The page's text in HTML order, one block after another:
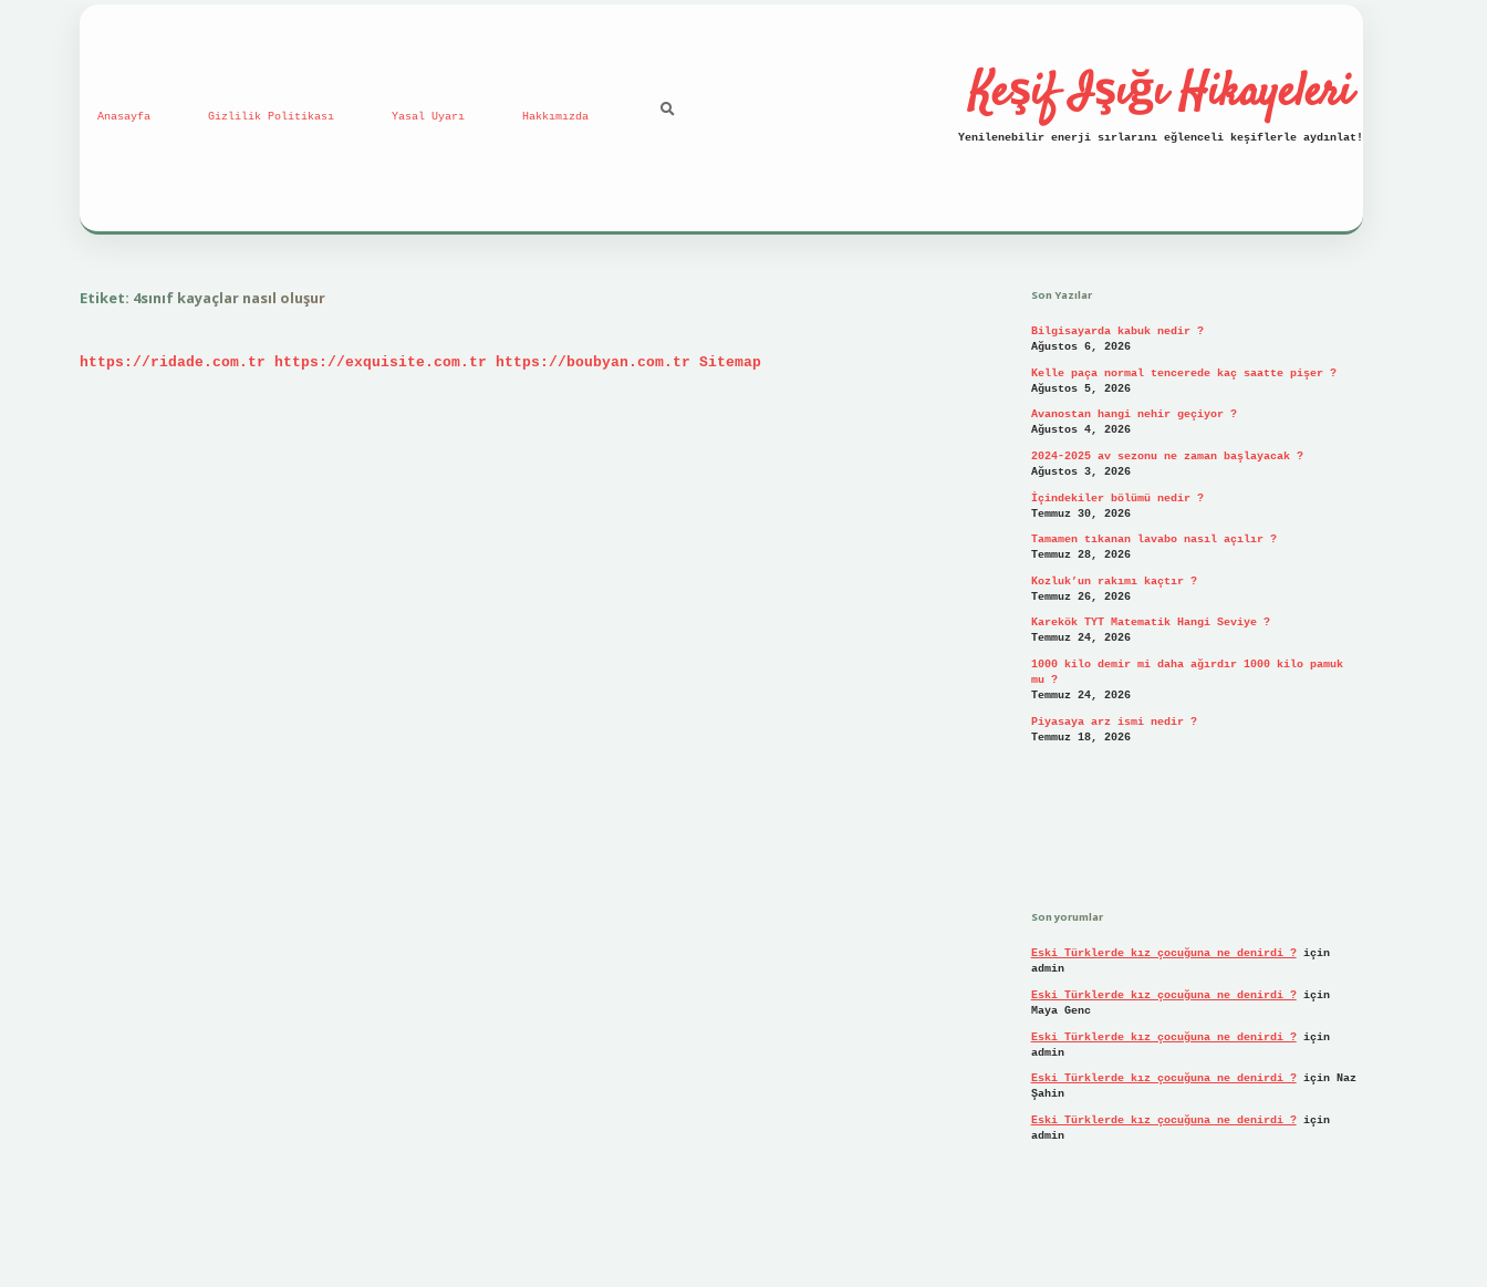
Anasayfa Gizlilik Politikası Yasal Uyarı Hakkımızda Keşif Işığı Hikayeleri
Yenilenebilir enerji sırlarını eğlenceli keşiflerle aydınlat!
Etiket: 4sınıf kayaçlar nasıl oluşur
https://ridade.com.tr https://exquisite.com.tr https://boubyan.com.tr Sitemap
Son Yazılar
Bilgisayarda kabuk nedir ?
Ağustos 6, 2026
Kelle paça normal tencerede kaç saatte pişer ?
Ağustos 5, 2026
Avanostan hangi nehir geçiyor ?
Ağustos 4, 2026
2024-2025 av sezonu ne zaman başlayacak ?
Ağustos 3, 2026
İçindekiler bölümü nedir ?
Temmuz 30, 2026
Tamamen tıkanan lavabo nasıl açılır ?
Temmuz 28, 2026
Kozluk’un rakımı kaçtır ?
Temmuz 26, 2026
Karekök TYT Matematik Hangi Seviye ?
Temmuz 24, 2026
1000 kilo demir mi daha ağırdır 1000 kilo pamuk
mu ?
Temmuz 24, 2026
Piyasaya arz ismi nedir ?
Temmuz 18, 2026
Son yorumlar
Eski Türklerde kız çocuğuna ne denirdi ?için
admin
Eski Türklerde kız çocuğuna ne denirdi ?için
Maya Genc
Eski Türklerde kız çocuğuna ne denirdi ?için
admin
Eski Türklerde kız çocuğuna ne denirdi ?için Naz
Şahin
Eski Türklerde kız çocuğuna ne denirdi ?için
admin